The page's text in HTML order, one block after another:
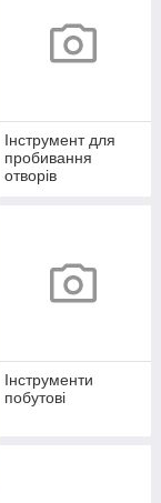
Інструмент для
пробивання
отворів
Інструменти
побутові